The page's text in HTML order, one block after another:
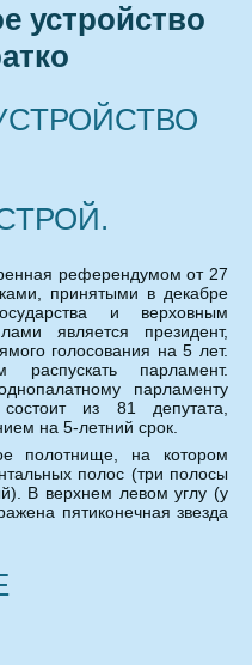
устройство
референдумом от 27
принятыми в декабре
и верховным
является президент,
голосования на 5 лет.
распускать парламент.
парламенту
из 81 депутата,
на 5-летний срок.
полотнище, на котором
полос (три полосы
В верхнем левом углу (у
пятиконечная звезда